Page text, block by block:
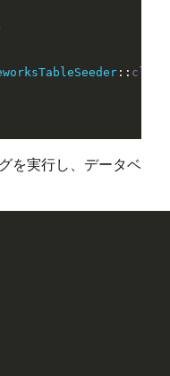
:: class
を実行し、データベ